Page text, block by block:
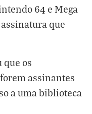
64 e Mega
que
os
assinantes
a uma biblioteca